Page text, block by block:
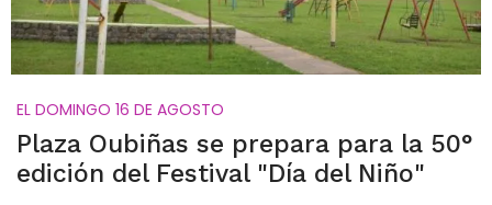
EL DOMINGO 16 DE AGOSTO
Plaza Oubiñas se prepara para la 50°
edición del Festival "Día del Niño"